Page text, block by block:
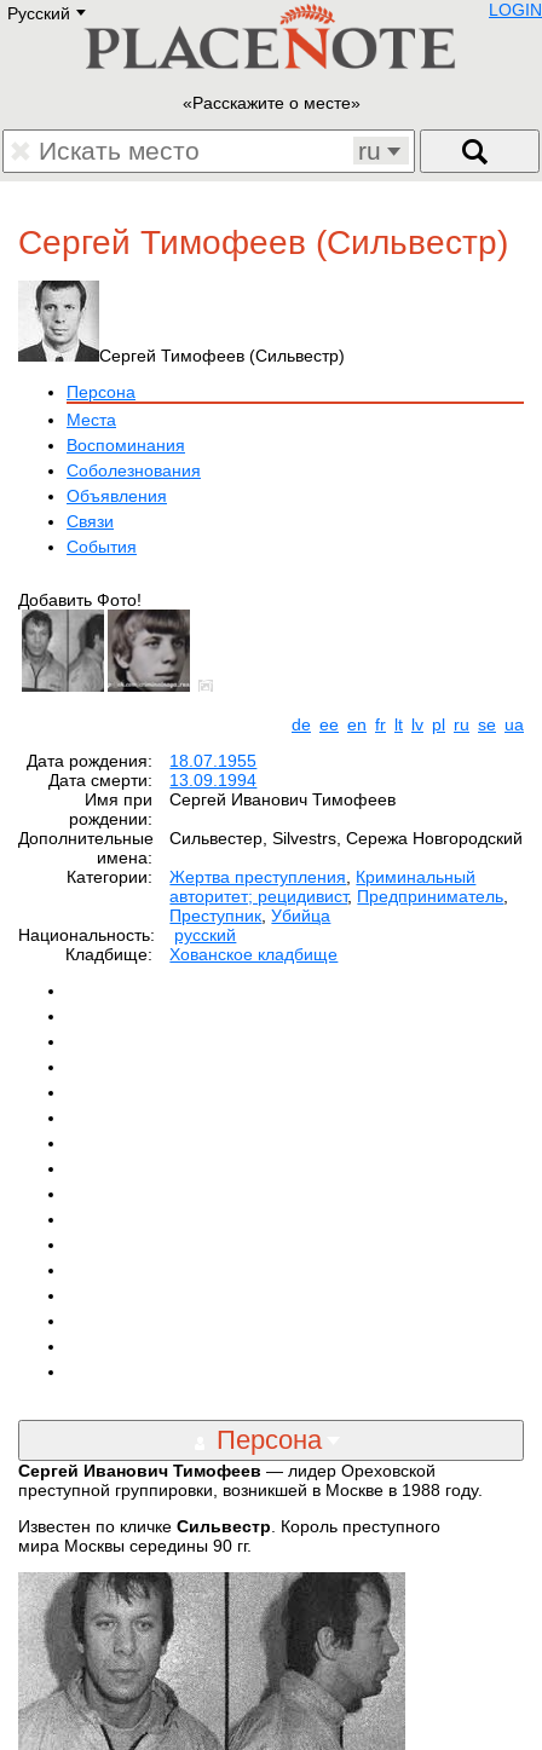
Русский E
Deutsch
Francais
Polski
Eestikeelne
LOGIN
Расскажите о месте
ru
Сергей Тимофеев (Сильвестр)
Сергей Тимофеев (Сильвестр)
Персона
Места
Воспоминания
Соболезнования
Объявления
Связи
События
Добавить Фото!
de ee en fr lt lv pl ru se ua
Дата рождения:
18.07.1955
Дата смерти:
13.09.1994
Имя при
рождении:
Сергей Иванович Тимофеев
Дополнительные
имена:
Сильвестер, Silvestrs, Сережа Новгородский
Категории:
Жертва преступления
Криминальный
авторитет; рецидивист, Предприниматель
Преступник ,Убийца
Национальность:
русский
Кладбище:
Хованское кладбище
Персона
Сергей Иванович Тимофеев — лидер Ореховской
преступной группировки, возникшей в Москве в 1988 году.
Известен по кличке Сильвестр . Король преступного
мира Москвы середины 90 гг.